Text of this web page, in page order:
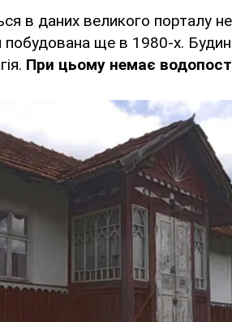
в даних великого порталу
побудована ще в 1980-х.
При цьому немає